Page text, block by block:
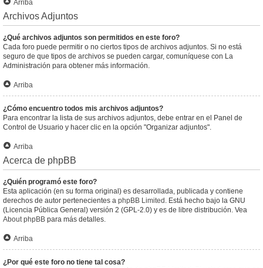
Arriba
Archivos Adjuntos
¿Qué archivos adjuntos son permitidos en este foro?
Cada foro puede permitir o no ciertos tipos de archivos adjuntos. Si no está
seguro de que tipos de archivos se pueden cargar, comuníquese con La
Administración para obtener más información.
Arriba
¿Cómo encuentro todos mis archivos adjuntos?
Para encontrar la lista de sus archivos adjuntos, debe entrar en el Panel de
Control de Usuario y hacer clic en la opción "Organizar adjuntos".
Arriba
Acerca de phpBB
¿Quién programó este foro?
Esta aplicación (en su forma original) es desarrollada, publicada y contiene
derechos de autor pertenecientes a phpBB Limited . Está hecho bajo la GNU
(Licencia Pública General) versión 2 (GPL-2.0) y es de libre distribución. Vea
About phpBB para más detalles.
Arriba
¿Por qué este foro no tiene tal cosa?